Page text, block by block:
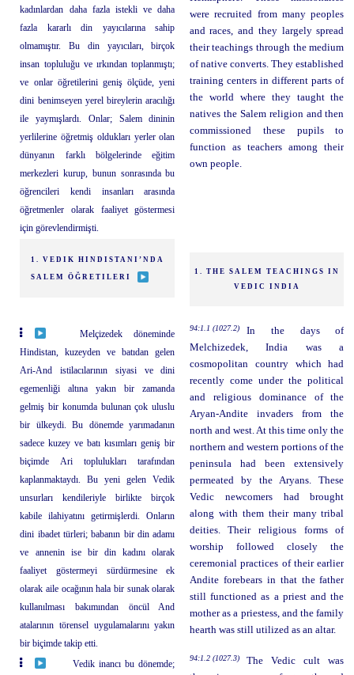
kadınlardan daha fazla istekli ve daha
fazla kararlı din yayıcılarına sahip
olmamıştır. Bu din yayıcıları, birçok
insan topluluğu ve ırkından toplanmıştı;
ve onlar öğretilerini geniş ölçüde, yeni
dini benimseyen yerel bireylerin aracılığı
ile yaymışlardı. Onlar; Salem dininin
yerlilerine öğretmiş oldukları yerler olan
dünyanın farklı bölgelerinde eğitim
merkezleri kurup, bunun sonrasında bu
öğrencileri kendi insanları arasında
öğretmenler olarak faaliyet göstermesi
için görevlendirmişti.
were recruited from many peoples
and races, and they largely spread
their teachings through the medium
of native converts. They established
training centers in different parts of
the world where they taught the
natives the Salem religion and then
commissioned these pupils to
function as teachers among their
own people.
1. VEDIK HINDISTANI’NDA
SALEM ÖĞRETILERI
1. THE SALEM TEACHINGS IN
VEDIC INDIA
Melçizedek döneminde
Hindistan, kuzeyden ve batıdan gelen
Ari-And istilacılarının siyasi ve dini
egemenliği altına yakın bir zamanda
gelmiş bir konumda bulunan çok uluslu
bir ülkeydi. Bu dönemde yarımadanın
sadece kuzey ve batı kısımları geniş bir
biçimde Ari toplulukları tarafından
kaplanmaktaydı. Bu yeni gelen Vedik
unsurları kendileriyle birlikte birçok
kabile ilahiyatını getirmişlerdi. Onların
dini ibadet türleri; babanın bir din adamı
ve annenin ise bir din kadını olarak
faaliyet göstermeyi sürdürmesine ek
olarak aile ocağının hala bir sunak olarak
kullanılması bakımından öncül And
atalarının törensel uygulamalarını yakın
bir biçimde takip etti.
94:1.1 (1027.2)
In the days of
Melchizedek, India was a
cosmopolitan country which had
recently come under the political
and religious dominance of the
Aryan-Andite invaders from the
north and west. At this time only the
northern and western portions of the
peninsula had been extensively
permeated by the Aryans. These
Vedic newcomers had brought
along with them their many tribal
deities. Their religious forms of
worship followed closely the
ceremonial practices of their earlier
Andite forebears in that the father
still functioned as a priest and the
mother as a priestess, and the family
hearth was still utilized as an altar.
Vedik inancı bu dönemde;
94:1.2 (1027.3)
The Vedic cult was